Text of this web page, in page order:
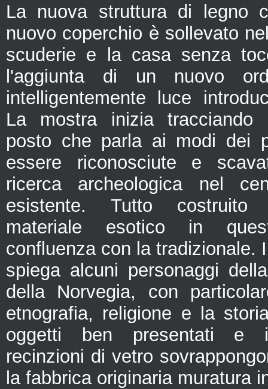
La nuova struttura di legno
nuovo coperchio è sollevato
scuderie e la casa senza
l'aggiunta di un nuovo
intelligentemente luce
La mostra inizia tracciando
posto che parla ai modi dei
essere riconosciute e
ricerca archeologica nel
esistente. Tutto
materiale esotico in
confluenza con la tradizionale.
spiega alcuni personaggi
della Norvegia, con
etnografia, religione e la
oggetti ben presentati e
recinzioni di vetro
la fabbrica originaria muratura